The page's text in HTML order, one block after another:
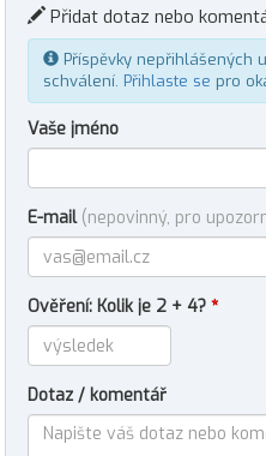
Přidat dotaz nebo
Příspěvky nepřihlášených
schválení. Přihlaste se pro
Vaše jméno
E-mail (nepovinný, pro
Ověření: Kolik je 2 + 4? *
Dotaz / komentář